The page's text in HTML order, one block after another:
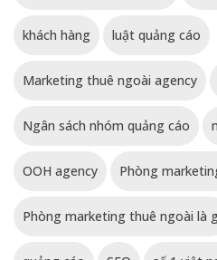
khách hàng luật quảng cáo
Marketing thuê ngoài agency
Ngân sách nhóm quảng cáo
OOH agency Phòng
Phòng marketing thuê ngoài là